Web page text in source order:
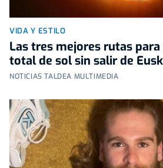
VIDA Y ESTILO
Las tres mejores rutas
total de sol sin salir de
NOTICIAS TALDEA MULTIMEDIA